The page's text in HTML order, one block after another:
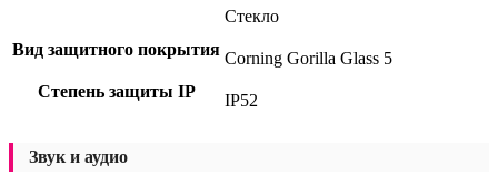
Стекло
Вид защитного покрытия Corning Gorilla Glass 5
Степень защиты IP
IP52
Звук и аудио